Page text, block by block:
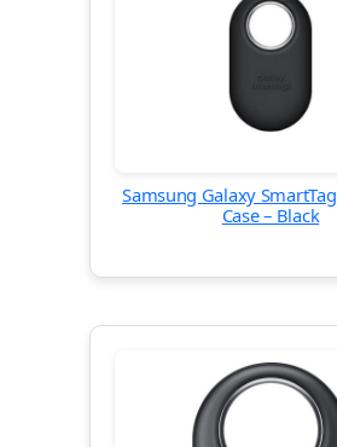
Samsung Galaxy
Case – Black